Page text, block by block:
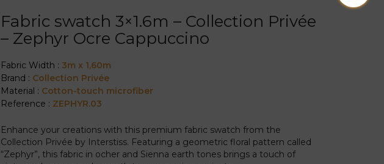
Fabric swatch 3×1.6m – Collection Privée
– Zephyr Ocre Cappuccino
Fabric Width : 3m x 1,60m
Brand : Collection Privée
Material : Cotton-touch microfiber
Reference : ZEPHYR.03
Enhance your creations with this premium fabric swatch from the
Collection Privée by Interstiss. Featuring a geometric floral pattern called
“Zephyr”, this fabric in ocher and Sienna earth tones brings a touch of